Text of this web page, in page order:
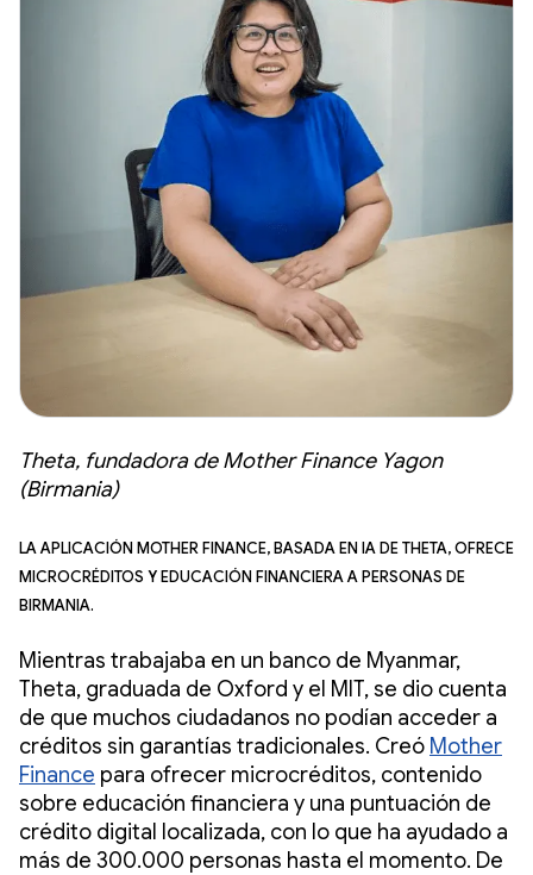
Theta, fundadora de Mother Finance Yagon
(Birmania)
La aplicación Mother Finance, basada en IA de Theta, ofrece
microcréditos y educación financiera a personas de
Birmania.
Mientras trabajaba en un banco de Myanmar,
Theta, graduada de Oxford y el MIT, se dio cuenta
de que muchos ciudadanos no podían acceder a
créditos sin garantías tradicionales. Creó Mother
Finance para ofrecer microcréditos, contenido
sobre educación financiera y una puntuación de
crédito digital localizada, con lo que ha ayudado a
más de 300.000 personas hasta el momento. De